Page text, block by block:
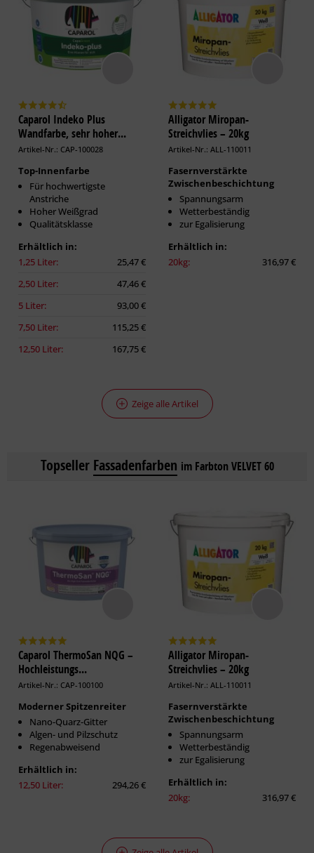
Caparol Indeko Plus
Wandfarbe, sehr hoher...
Artikel-Nr.: CAP-100028
Top-Innenfarbe
Für hochwertigste
Anstriche
Hoher Weißgrad
Qualitätsklasse
Erhältlich in:
1,25 Liter:
25,47 €
2,50 Liter:
47,46 €
5 Liter:
93,00 €
7,50 Liter:
115,25 €
12,50 Liter:
167,75 €
Alligator Miropan-
Streichvlies – 20kg
Artikel-Nr.: ALL-110011
Fasernverstärkte
Zwischenbeschichtung
Spannungsarm
Wetterbeständig
zur Egalisierung
Erhältlich in:
20kg:
316,97 €
Zeige alle Artikel
Topseller Fassadenfarben im Farbton VELVET 60
Caparol ThermoSan NQG –
Hochleistungs...
Artikel-Nr.: CAP-100100
Moderner Spitzenreiter
Nano-Quarz-Gitter
Algen- und Pilzschutz
Regenabweisend
Erhältlich in:
12,50 Liter:
294,26 €
Alligator Miropan-
Streichvlies – 20kg
Artikel-Nr.: ALL-110011
Fasernverstärkte
Zwischenbeschichtung
Spannungsarm
Wetterbeständig
zur Egalisierung
Erhältlich in:
20kg:
316,97 €